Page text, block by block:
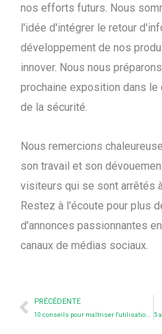
nos efforts futurs. Nous
l'idée d'intégrer le retour
développement de nos
innover. Nous nous
prochaine exposition dans
de la sécurité.
Nous remercions
son travail et son
visiteurs qui se sont arrêtés
Restez à l'écoute pour plus
d'annonces passionnantes
canaux de médias sociaux.
Prev
PRÉCÉDENTE